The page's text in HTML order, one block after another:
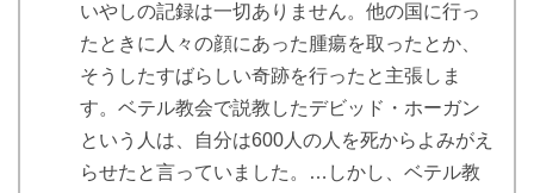
いやしの記録は一切ありません。他の国に行っ
たときに人々の顔にあった腫瘍を取ったとか、
そうしたすばらしい奇跡を行ったと主張しま
す。ベテル教会で説教したデビッド・ホーガン
という人は、自分は600人の人を死からよみがえ
らせたと言っていました。…しかし、ベテル教